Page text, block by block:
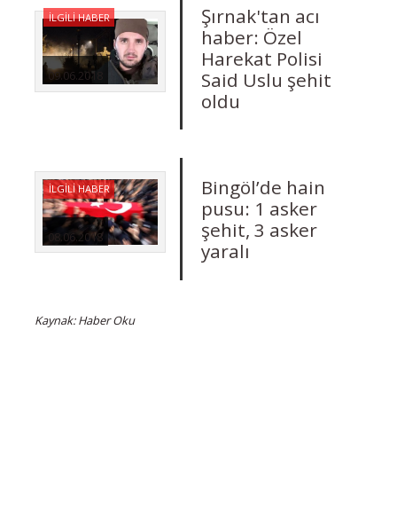
09.06.2018
Şırnak'tan acı
haber: Özel
Harekat Polisi
Said Uslu şehit
oldu
İLGİLİ HABER
08.06.2018
Bingöl’de hain
pusu: 1 asker
şehit, 3 asker
yaralı
İLGİLİ HABER
Kaynak: Haber Oku